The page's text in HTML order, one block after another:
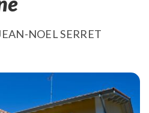
NOEL SERRET